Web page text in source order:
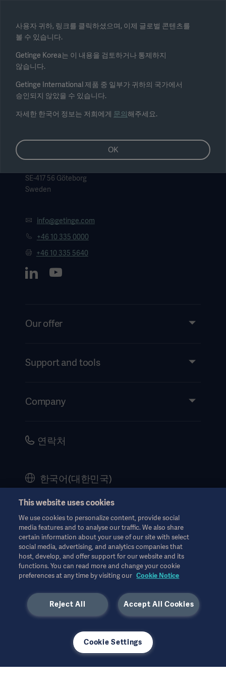
SE-417 56 Göteborg
Sweden
info@getinge.com
+46 10 335 0000
+46 10 335 5640
Our offer
Services
Support and tools
Events
Company
Careers
Legal Information
Website Privacy Policy
Website use disclaimer
Cookie Notice
Data Subject Request Form
연락처
한국어(대한민국)
© Copyright 2026 Getinge AB
모든 지적 재산권을 포함한 모든 권리는 유보됩니다.
6월 2026
사용된 모든 이미지는 설명의 목적으로만 사용되었으며 제품 또는
사용을 정확하게 나타내지 않을 수 있습니다.
This website uses cookies
We use cookies to personalize content, provide social
media features and to analyse our traffic. We also share
certain information about your use of our site with select
social media, advertising, and analytics companies that
host, develop, and offer support for our website and its
functions. You can read more and change your cookie
preferences at any time by visiting our Cookie Notice
Accept All Cookies
Reject All
Cookie Settings
사용자 귀하, 링크를 클릭하셨으며, 이제 글로벌 콘텐츠를
볼 수 있습니다.
Getinge Korea는 이 내용을 검토하거나 통제하지
않습니다.
Getinge International 제품 중 일부가 귀하의 국가에서
승인되지 않았을 수 있습니다.
자세한 한국어 정보는 저희에게 문의해주세요.
OK